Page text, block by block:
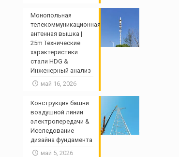
Монопольная
телекоммуникационная
антенная вышка |
25m Технические
характеристики
стали HDG &
Инженерный анализ
май 16, 2026
Конструкция башни
воздушной линии
электропередачи &
Исследование
дизайна фундамента
май 5, 2026